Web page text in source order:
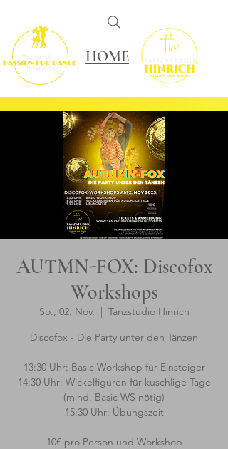
HOME
AUTMN-FOX: Discofox
Workshops
So., 02. Nov.
  |
Tanzstudio Hinrich
Discofox - Die Party unter den Tänzen
13:30 Uhr: Basic Workshop für Einsteiger
14:30 Uhr: Wickelfiguren für kuschlige Tage
(mind. Basic WS nötig)
15:30 Uhr: Übungszeit
10€ pro Person und Workshop